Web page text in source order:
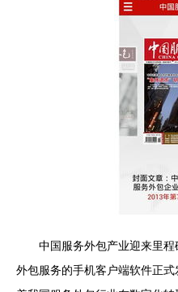
中国服务外包产业迎来里
外包服务的手机客户端软件正